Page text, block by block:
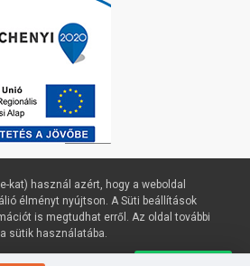
ERP
kat) használ azért, hogy a weboldal
élményt nyújtson. A Süti beállítások
is megtudhat erről. Az oldal további
sütik használatába.